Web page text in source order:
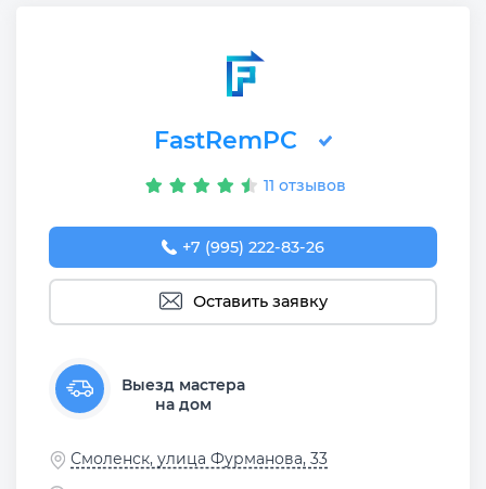
FastRemPC
11 отзывов
+7 (995) 222-83-26
Оставить заявку
Выезд мастера
на дом
Смоленск, улица Фурманова, 33